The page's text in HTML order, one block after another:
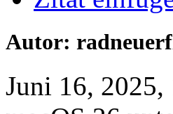
Autor:
Juni 16, 2025,